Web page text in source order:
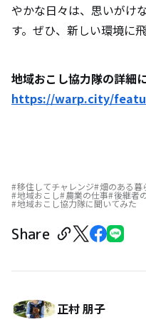
やかな日々は、思いがけ
す。ぜひ、新しい環境に
地域おこし協力隊の詳細
https://warp.city/
移住してチャレンジ 畑のある暮
地域おこし 農業の仕事 後継者
地域おこし協力隊に聞いてみた
Share
正村 朋子